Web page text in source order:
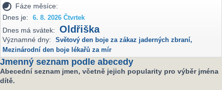
Fáze měsíce:
Dnes je:
6. 8. 2026 Čtvrtek
Dnes má svátek: Oldřiška
Významné dny: Světový den boje za zákaz jaderných zbraní,
Mezinárodní den boje lékařů za mír
Jmenný seznam podle abecedy
Abecední seznam jmen, včetně jejich popularity pro výběr jména
dítě.